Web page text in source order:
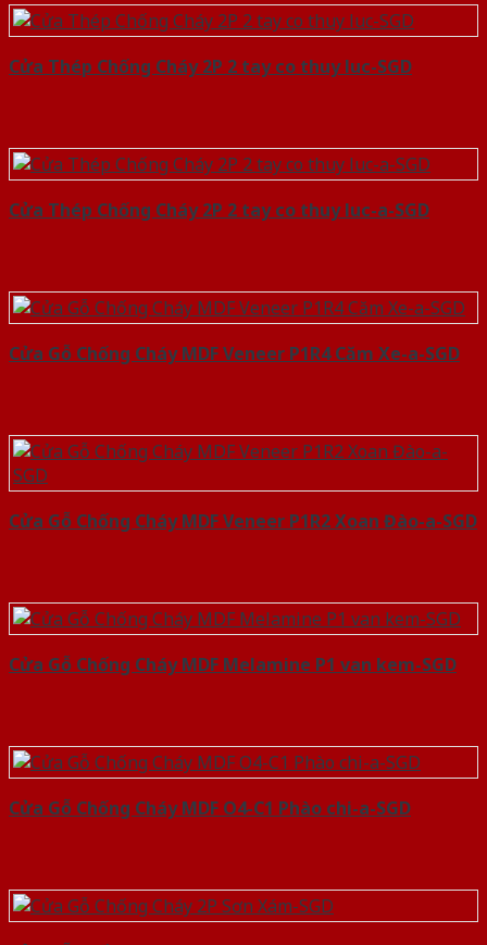
Cửa Thép Chống Cháy 2P 2 tay co thuy luc-SGD
Cửa Thép Chống Cháy 2P 2 tay co thuy luc-a-SGD
Cửa Gỗ Chống Cháy MDF Veneer P1R4 Căm Xe-a-SGD
Cửa Gỗ Chống Cháy MDF Veneer P1R2 Xoan Đào-a-SGD
Cửa Gỗ Chống Cháy MDF Melamine P1 van kem-SGD
Cửa Gỗ Chống Cháy MDF O4-C1 Phào chi-a-SGD